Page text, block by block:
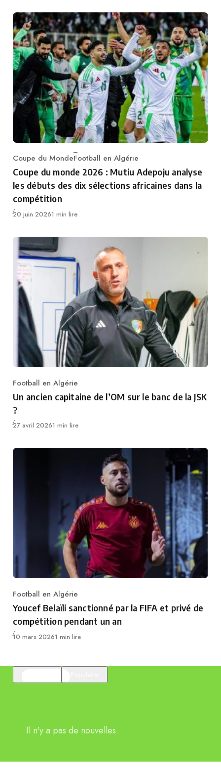
Category
Coupe du MondeFootball en Algérie
Coupe du monde 2026 : Mutiu Adepoju analyse
les débuts des dix sélections africaines dans la
compétition
Publié
20 juin 20261 min lire
Category
Football en Algérie
Un ancien capitaine de l’OM sur le banc de la JSK
?
Publié
27 avril 20261 min lire
Category
Football en Algérie
Youcef Belaïli sanctionné par la FIFA et privé de
compétition pendant un an
Publié
10 mars 20261 min lire
Il n'y a pas de nouvelles.